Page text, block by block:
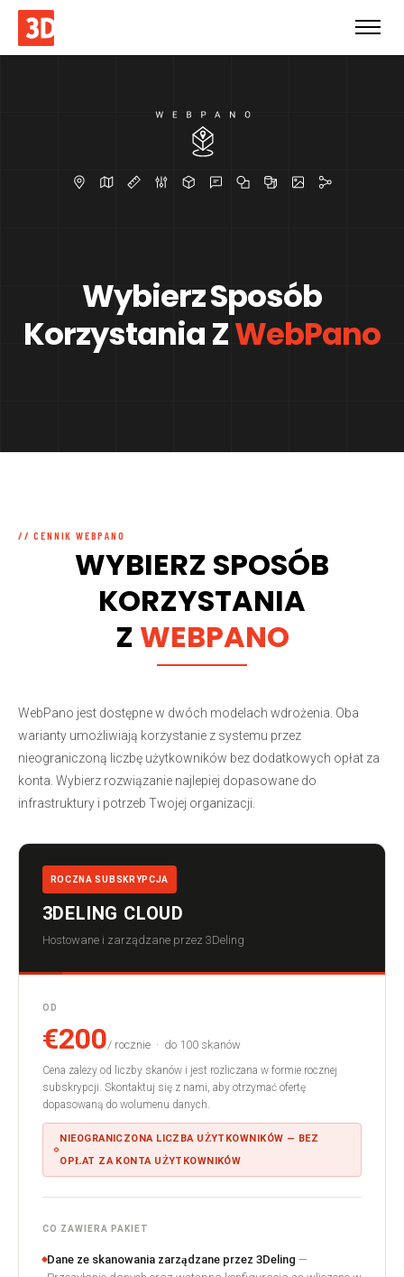
Wybierz Sposób
KorzystaniaZWebPano
// CENNIK WEBPANO
WYBIERZ SPOSÓB
KORZYSTANIA
Z WEBPANO
WebPano jest dostępne w dwóch modelach wdrożenia. Oba
warianty umożliwiają korzystanie z systemu przez
nieograniczoną liczbę użytkowników bez dodatkowych opłat za
konta. Wybierz rozwiązanie najlepiej dopasowane do
infrastruktury i potrzeb Twojej organizacji.
ROCZNA SUBSKRYPCJA
3DELING CLOUD
Hostowane i zarządzane przez 3Deling
OD
€200/ rocznie · do 100 skanów
Cena zależy od liczby skanów i jest rozliczana w formie rocznej
subskrypcji. Skontaktuj się z nami, aby otrzymać ofertę
dopasowaną do wolumenu danych.
NIEOGRANICZONA LICZBA UŻYTKOWNIKÓW — BEZ
OPŁAT ZA KONTA UŻYTKOWNIKÓW
CO ZAWIERA PAKIET
Dane ze skanowania zarządzane przez 3Deling —